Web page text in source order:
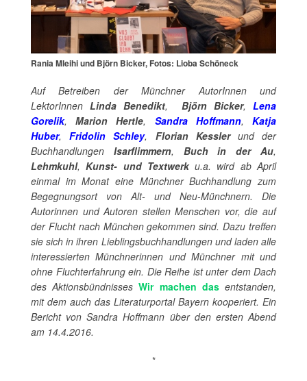
Rania Mleihi und Björn Bicker, Fotos: Lioba Schöneck
Auf Betreiben der Münchner AutorInnen und
LektorInnen Linda Benedikt, Björn Bicker, Lena
Gorelik,Marion Hertle, Sandra Hoffmann,Katja
Huber,Fridolin Schley, Florian Kesslerund der
Buchhandlungen Isarflimmern, Buch in der Au,
Lehmkuhl,Kunst- und Textwerku.a. wird ab April
einmal im Monat eine Münchner Buchhandlung zum
Begegnungsort von Alt- und Neu-Münchnern. Die
Autorinnen und Autoren stellen Menschen vor, die auf
der Flucht nach München gekommen sind. Dazu treffen
sie sich in ihren Lieblingsbuchhandlungen und laden alle
interessierten Münchnerinnen und Münchner mit und
ohne Fluchterfahrung ein. Die Reihe ist unter dem Dach
des AktionsbündnissesWir machen das entstanden,
mit dem auch das Literaturportal Bayern kooperiert. Ein
Bericht von Sandra Hoffmann über den ersten Abend
am 14.4.2016.
*